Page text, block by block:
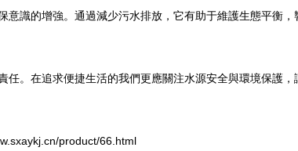
識的增強。通過減少污水排放，它有助于維護生態平衡
。在追求便捷生活的我們更應關注水源安全與環境保護，
product/66.html